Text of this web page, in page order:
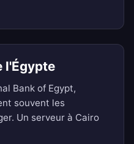
l'Égypte
Bank of Egypt,
souvent les
Un serveur à Cairo